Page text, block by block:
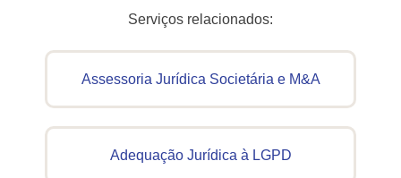
Serviços relacionados:
Assessoria Jurídica Societária e M&A
Adequação Jurídica à LGPD